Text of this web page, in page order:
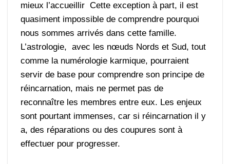
mieux l’accueillir Cette exception à part, il est
quasiment impossible de comprendre pourquoi
nous sommes arrivés dans cette famille.
L’astrologie, avec les nœuds Nords et Sud, tout
comme la numérologie karmique, pourraient
servir de base pour comprendre son principe de
réincarnation, mais ne permet pas de
reconnaître les membres entre eux. Les enjeux
sont pourtant immenses, car si réincarnation il y
a, des réparations ou des coupures sont à
effectuer pour progresser.